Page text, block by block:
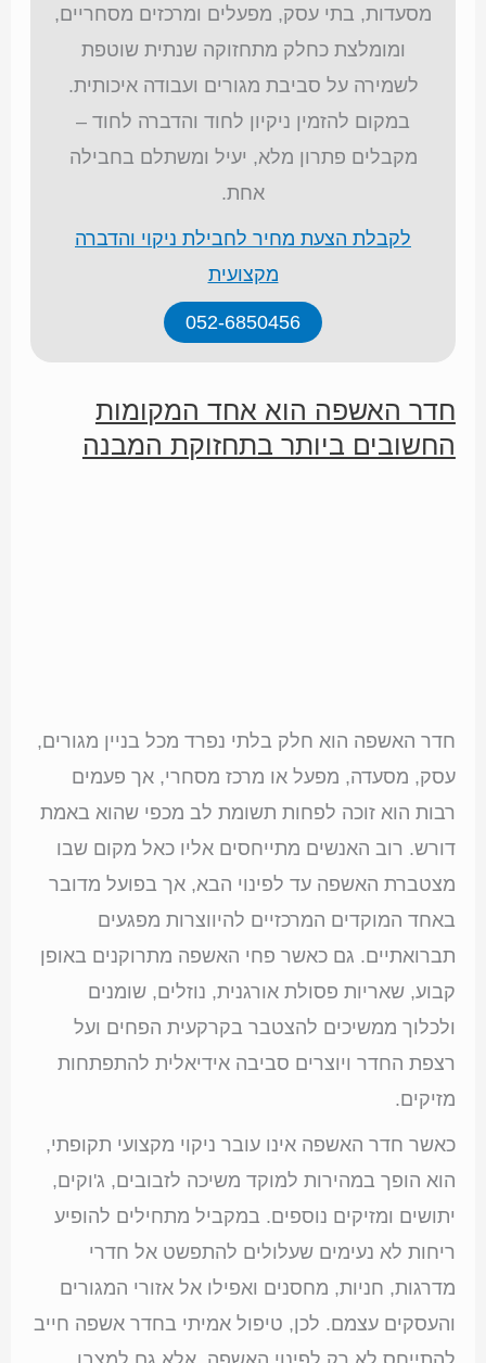
מסעדות, בתי עסק, מפעלים ומרכזים מסחריים,
ומומלצת כחלק מתחזוקה שנתית שוטפת
לשמירה על סביבת מגורים ועבודה איכותית.
במקום להזמין ניקיון לחוד והדברה לחוד –
מקבלים פתרון מלא, יעיל ומשתלם בחבילה
אחת.
לקבלת הצעת מחיר לחבילת ניקוי והדברה
מקצועית
052-6850456
חדר האשפה הוא אחד המקומות
החשובים ביותר בתחזוקת המבנה
חדר האשפה הוא חלק בלתי נפרד מכל בניין מגורים,
עסק, מסעדה, מפעל או מרכז מסחרי, אך פעמים
רבות הוא זוכה לפחות תשומת לב מכפי שהוא באמת
דורש. רוב האנשים מתייחסים אליו כאל מקום שבו
מצטברת האשפה עד לפינוי הבא, אך בפועל מדובר
באחד המוקדים המרכזיים להיווצרות מפגעים
תברואתיים. גם כאשר פחי האשפה מתרוקנים באופן
קבוע, שאריות פסולת אורגנית, נוזלים, שומנים
ולכלוך ממשיכים להצטבר בקרקעית הפחים ועל
רצפת החדר ויוצרים סביבה אידיאלית להתפתחות
מזיקים.
כאשר חדר האשפה אינו עובר ניקוי מקצועי תקופתי,
הוא הופך במהירות למוקד משיכה לזבובים, ג'וקים,
יתושים ומזיקים נוספים. במקביל מתחילים להופיע
ריחות לא נעימים שעלולים להתפשט אל חדרי
מדרגות, חניות, מחסנים ואפילו אל אזורי המגורים
והעסקים עצמם. לכן, טיפול אמיתי בחדר אשפה חייב